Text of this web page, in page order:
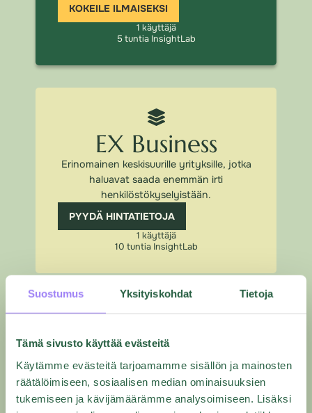
Suostumus Yksityiskohdat Tietoja
Tämä sivusto käyttää evästeitä
Käytämme evästeitä tarjoamamme sisällön ja mainosten
räätälöimiseen, sosiaalisen median ominaisuuksien
tukemiseen ja kävijämäärämme analysoimiseen. Lisäksi
KOKEILE ILMAISEKSI
1 käyttäjä
5 tuntia InsightLab​
EX Business
Erinomainen keskisuurille yrityksille, jotka
haluavat saada enemmän irti
henkilöstökyselyistään.
PYYDÄ HINTATIETOJA
1 käyttäjä
10 tuntia InsightLab
EX Enterprise
Kaikki ominaisuudet yhdessä paketissa
suurille yrityksille.
PYYDÄ HINTATARJOUS